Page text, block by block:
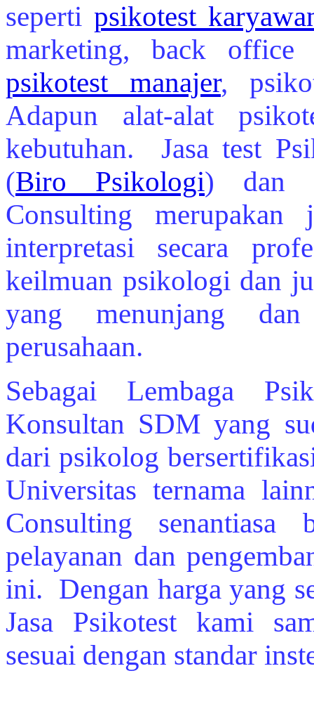
seperti psikotest
marketing, back
psikotest manajer,
Adapun alat-alat
kebutuhan. Jasa test
(Biro Psikologi) dan
Consulting
interpretasi secara
keilmuan psikologi dan
yang menunjang
perusahaan.
Sebagai Lembaga
Konsultan SDM yang
dari psikolog
Universitas ternama
Consulting senantiasa
pelayanan dan
ini. Dengan harga yang
Jasa Psikotest kami
sesuai dengan standar